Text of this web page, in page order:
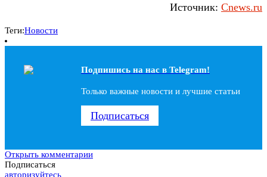
Источник: Cnews.ru
Теги:Новости
Подпишись на наc в Telegram!
Только важные новости и лучшие статьи
Подписаться
Открыть комментарии
Подписаться
авторизуйтесь